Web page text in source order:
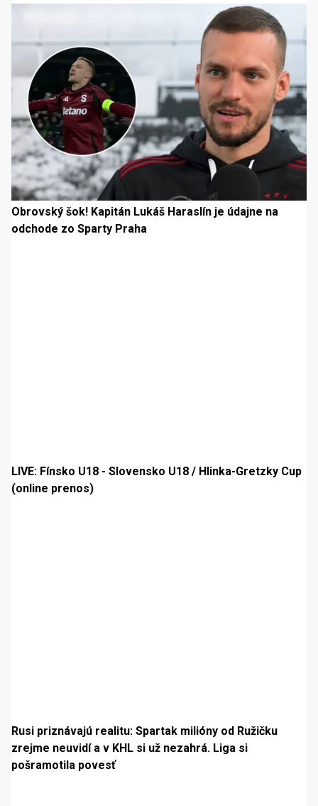
Obrovský šok! Kapitán Lukáš Haraslín je údajne na
odchode zo Sparty Praha
LIVE: Fínsko U18 - Slovensko U18 / Hlinka-Gretzky Cup
(online prenos)
Rusi priznávajú realitu: Spartak milióny od Ružičku
zrejme neuvidí a v KHL si už nezahrá. Liga si
pošramotila povesť